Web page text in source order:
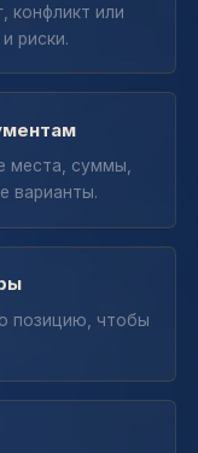
конфликт или
риски.
места, суммы,
варианты.
позицию, чтобы